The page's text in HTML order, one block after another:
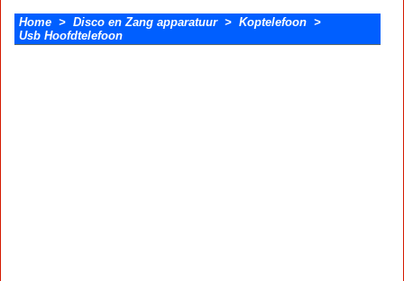
Home > Disco en Zang apparatuur> Koptelefoon >
Usb Hoofdtelefoon